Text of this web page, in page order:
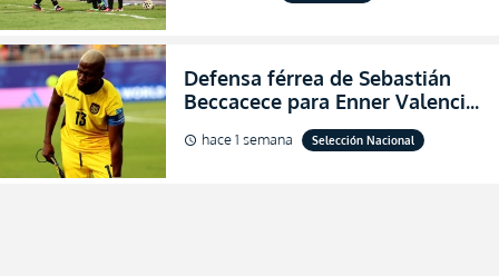
Defensa férrea de Sebastián
Beccacece para Enner Valencia
al indicar que era el hombre
indicado para Ecuador
schedule hace 1 semana Selección Nacional